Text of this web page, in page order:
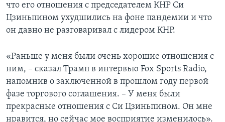
что его отношения с председателем КНР Си
Цзиньпином ухудшились на фоне пандемии и что
он давно не разговаривал с лидером КНР.
«Раньше у меня были очень хорошие отношения с
ним, – сказал Трамп в интервью Fox Sports Radio,
напомнив о заключенной в прошлом году первой
фазе торгового соглашения. – У меня были
прекрасные отношения с Си Цзиньпином. Он мне
нравится, но сейчас мое восприятие изменилось».